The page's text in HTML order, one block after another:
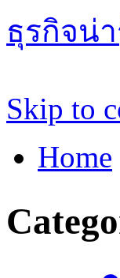
ธุรกิจน่
Skip to
Home